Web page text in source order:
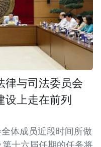
律与司法委员会
设上走在前列
体成员近段时间所做